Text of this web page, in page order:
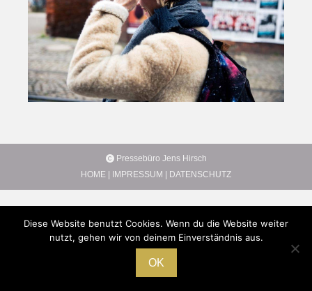
Pressebüro Jens Hirsch
HOME
IMPRESSUM DATENSCHUTZ
Diese Website benutzt Cookies. Wenn du die Website weiter
nutzt, gehen wir von deinem Einverständnis aus.
OK